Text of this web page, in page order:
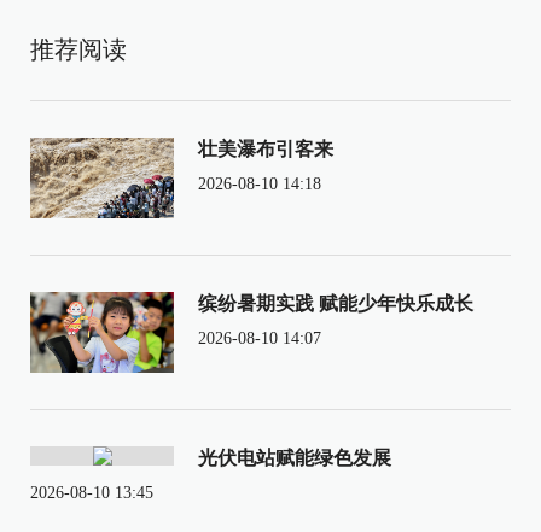
推荐阅读
壮美瀑布引客来
2026-08-10 14:18
缤纷暑期实践 赋能少年快乐成长
2026-08-10 14:07
光伏电站赋能绿色发展
2026-08-10 13:45